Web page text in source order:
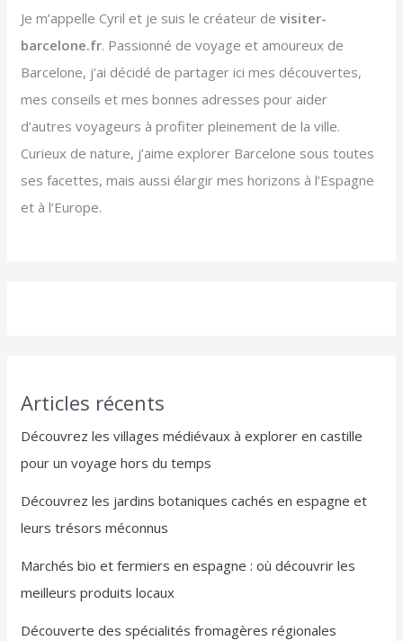
Je m’appelle Cyril et je suis le créateur devisiter-
barcelone.fr. Passionné de voyage et amoureux de
Barcelone, j’ai décidé de partager ici mes découvertes,
mes conseils et mes bonnes adresses pour aider
d’autres voyageurs à profiter pleinement de la ville.
Curieux de nature, j’aime explorer Barcelone sous toutes
ses facettes, mais aussi élargir mes horizons à l’Espagne
et à l’Europe.
Articles récents
Découvrez les villages médiévaux à explorer en castille
pour un voyage hors du temps
Découvrez les jardins botaniques cachés en espagne et
leurs trésors méconnus
Marchés bio et fermiers en espagne : où découvrir les
meilleurs produits locaux
Découverte des spécialités fromagères régionales